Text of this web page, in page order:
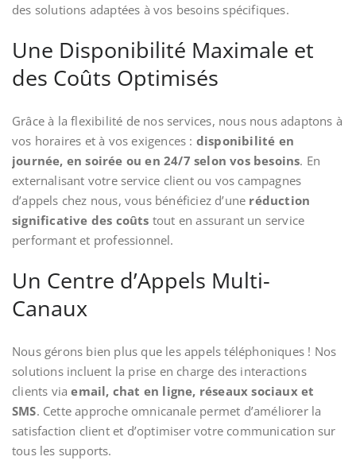
des solutions adaptées à vos besoins spécifiques.
Une Disponibilité Maximale et
des Coûts Optimisés
Grâce à la flexibilité de nos services, nous nous adaptons à
vos horaires et à vos exigences : disponibilité en
journée, en soirée ou en 24/7 selon vos besoins. En
externalisant votre service client ou vos campagnes
d’appels chez nous, vous bénéficiez d’une réduction
significative des coûts tout en assurant un service
performant et professionnel.
Un Centre d’Appels Multi-
Canaux
Nous gérons bien plus que les appels téléphoniques ! Nos
solutions incluent la prise en charge des interactions
clients viaemail, chat en ligne, réseaux sociaux et
SMS. Cette approche omnicanale permet d’améliorer la
satisfaction client et d’optimiser votre communication sur
tous les supports.